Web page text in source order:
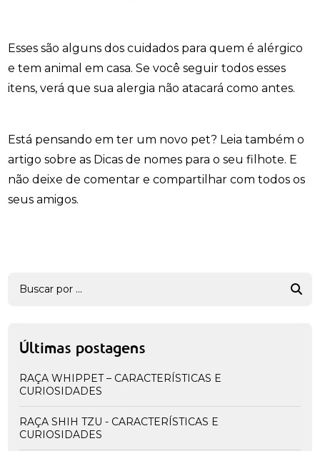
Esses são alguns dos cuidados para quem é alérgico
e tem animal em casa. Se você seguir todos esses
itens, verá que sua alergia não atacará como antes.
Está pensando em ter um novo pet? Leia também o
artigo sobre as Dicas de nomes para o seu filhote. E
não deixe de comentar e compartilhar com todos os
seus amigos.
Últimas postagens
RAÇA WHIPPET – CARACTERÍSTICAS E
CURIOSIDADES
RAÇA SHIH TZU - CARACTERÍSTICAS E
CURIOSIDADES